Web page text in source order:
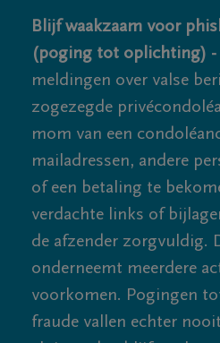
Blijf waakzaam voor
(poging tot oplichting) -
meldingen over valse
zogezegde
mom van een
mailadressen, andere
of een betaling te
verdachte links of
de afzender zorgvuldig.
onderneemt meerdere
voorkomen. Pogingen
fraude vallen echter